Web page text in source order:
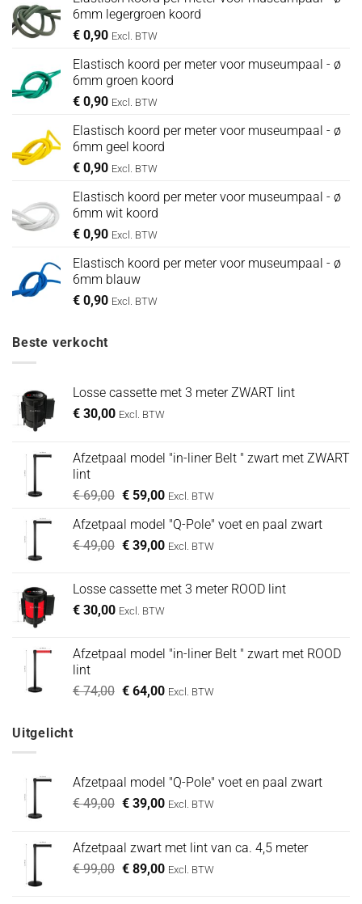
6mm legergroen koord
€ 0,90 Excl. BTW
Elastisch koord per meter voor museumpaal - ø
6mm groen koord
€ 0,90 Excl. BTW
Elastisch koord per meter voor museumpaal - ø
6mm geel koord
€ 0,90 Excl. BTW
Elastisch koord per meter voor museumpaal - ø
6mm wit koord
€ 0,90 Excl. BTW
Elastisch koord per meter voor museumpaal - ø
6mm blauw
€ 0,90 Excl. BTW
Beste verkocht
Losse cassette met 3 meter ZWART lint
€ 30,00 Excl. BTW
Afzetpaal model "in-liner Belt " zwart met ZWART
lint
€69,00 Oorspronkelijke
was:
€ 69,00.
€59,00Huidige
is:
€ 59,00.
Excl. BTW
Afzetpaal model "Q-Pole" voet en paal zwart
€49,00 Oorspronkelijke
€ 49,00.
€39,00Huidige
€ 39,00.
Excl. BTW
Losse cassette met 3 meter ROOD lint
€ 30,00 Excl. BTW
Afzetpaal model "in-liner Belt " zwart met ROOD
lint
€74,00 Oorspronkelijke
€64,00Huidige
Excl. BTW
Uitgelicht
Afzetpaal model "Q-Pole" voet en paal zwart
€49,00 Oorspronkelijke
€ 49,00.
€39,00Huidige
€ 39,00.
Excl. BTW
Afzetpaal zwart met lint van ca. 4,5 meter
€99,00 Oorspronkelijke
€89,00Huidige
Excl. BTW